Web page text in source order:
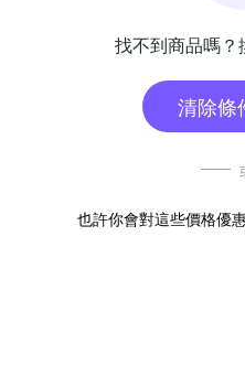
找不到商品嗎？
清除條
也許你會對這些價格優